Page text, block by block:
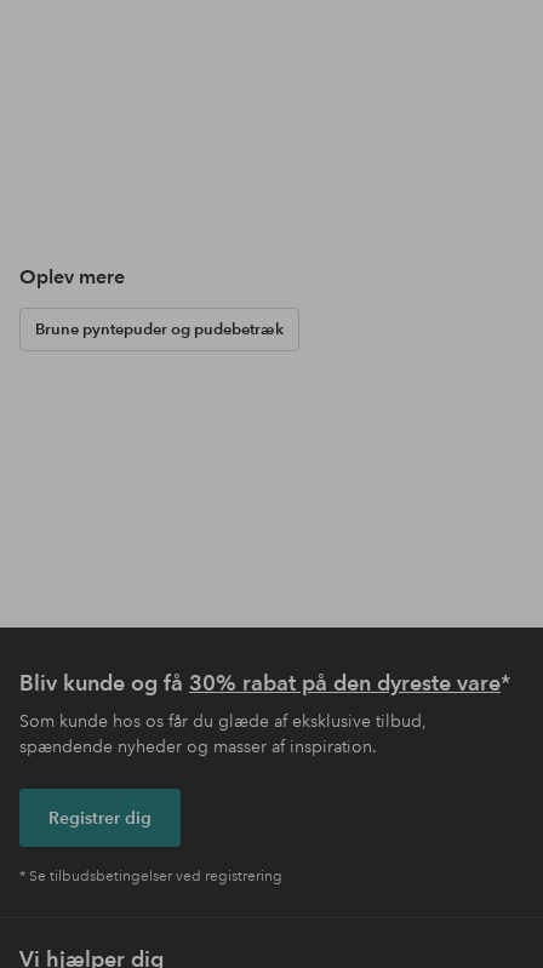
Oplev mere
Brune pyntepuder og pudebetræk
Bliv kunde og få 30% rabat på den dyreste vare*
Som kunde hos os får du glæde af eksklusive tilbud,
spændende nyheder og masser af inspiration.
Registrer dig
* Se tilbudsbetingelser ved registrering
Vi hjælper dig